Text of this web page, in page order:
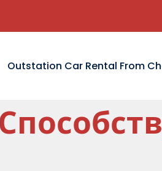
Outstation Car Rental From